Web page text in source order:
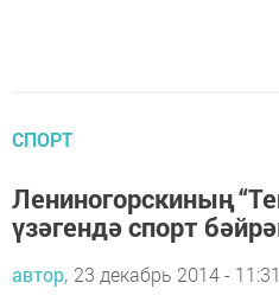
СПОРТ
Лениногорскиның
үзәгендә спорт
автор, 23 декабрь 2014 - 11:31